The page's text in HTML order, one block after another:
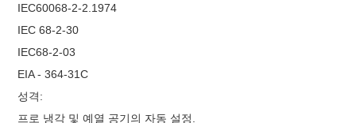
IEC60068-2-2.1974
IEC 68-2-30
IEC68-2-03
EIA - 364-31C
성격:
프로 냉각 및 예열 공기의 자동 설정.